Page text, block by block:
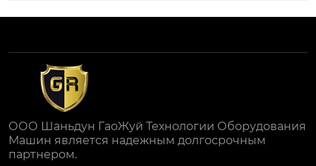
ООО Шаньдун ГаоЖуй Технологии Оборудования
Машин является надежным долгосрочным
партнером.